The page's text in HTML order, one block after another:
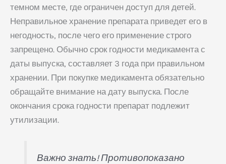
темном месте, где ограничен доступ для детей.
Неправильное хранение препарата приведет его в
негодность, после чего его применение строго
запрещено. Обычно срок годности медикамента с
даты выпуска, составляет 3 года при правильном
хранении. При покупке медикамента обязательно
обращайте внимание на дату выпуска. После
окончания срока годности препарат подлежит
утилизации.
Важно знать! Противопоказано